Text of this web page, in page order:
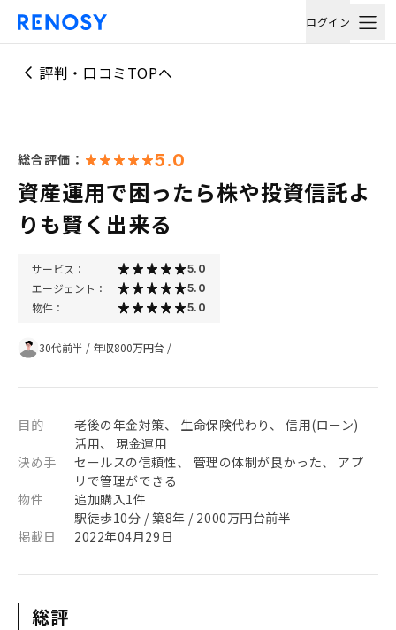
ログイン
評判・口コミTOPへ
総合評価： 5.0
資産運用で困ったら株や投資信託よ
りも賢く出来る
サービス： 5.0
エージェント： 5.0
物件： 5.0
30代前半 / 年収800万円台 /
目的
老後の年金対策、 生命保険代わり、 信用(ローン)
活用、 現金運用
決め手
セールスの信頼性、 管理の体制が良かった、 アプ
リで管理ができる
物件
追加購入1件
駅徒歩10分 / 築8年 / 2000万円台前半
掲載日
2022年04月29日
総評